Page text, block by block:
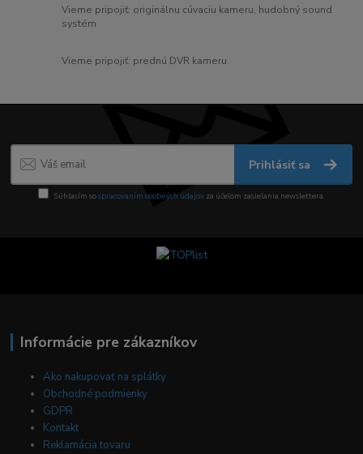
Vieme pripojiť: originálnu cúvaciu kameru, hudobný sound
systém
Vieme pripojiť: prednú DVR kameru
Prihlásiť sa
Súhlasím sospracovaním osobných údajov za účelom zasielania newslettera.
Informácie pre zákazníkov
Ako nakupovať na splátky
Obchodné podmienky
GDPR
Kontakt
Reklamácia tovaru